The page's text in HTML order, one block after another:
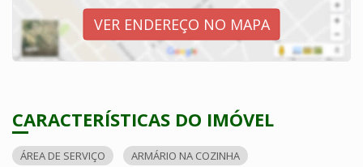
VER ENDEREÇO NO MAPA
CARACTERÍSTICAS DO IMÓVEL
ÁREA DE SERVIÇO
ARMÁRIO NA COZINHA